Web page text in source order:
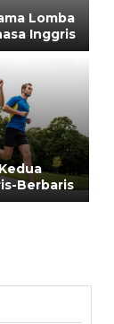
Lomba
Inggris
Berbaris